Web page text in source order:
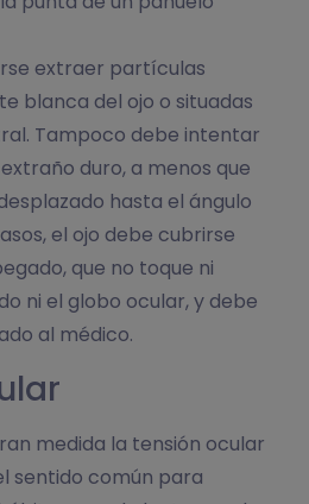
extraer partículas
blanca del ojo o situadas
Tampoco debe intentar
duro, a menos que
hasta el ángulo
el ojo debe cubrirse
que no toque ni
ni el globo ocular, y debe
al médico.
medida la tensión ocular
sentido común para